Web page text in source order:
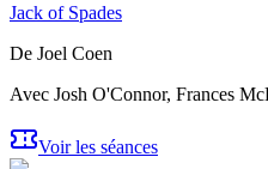
Jack of Spades
De Joel Coen
Avec Josh O'Connor, Frances
Voir les séances